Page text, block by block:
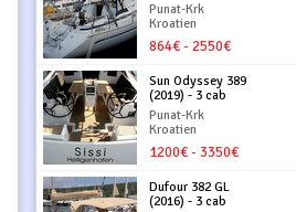
Punat-Krk
Kroatien
864€ - 2550€
Sun Odyssey 389
(2019) - 3 cab
Punat-Krk
Kroatien
1200€ - 3350€
Dufour 382 GL
(2016) - 3 cab